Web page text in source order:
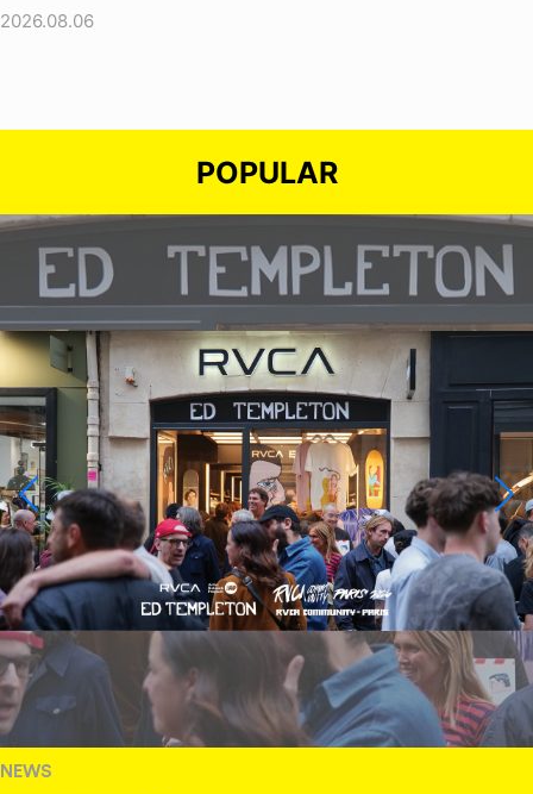
2026.08.06
POPULAR
NEWS